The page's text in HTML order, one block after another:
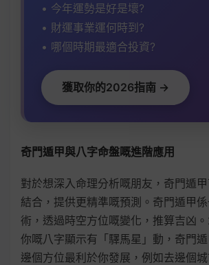
• 今年運勢是好是壞?
• 財運事業運何時到?
• 哪個時期最適合投資?
獲取你的2026指南 →
奇門遁甲與八字命盤嘅進階應用
對於想深入命理分析嘅朋友，奇門遁
結合，提供更精準嘅預測。奇門遁甲
術，透過時空方位嘅變化，推算吉凶
你嘅八字顯示有「驛馬星」動，奇門
邊個方位最利於你發展，例如去邊個